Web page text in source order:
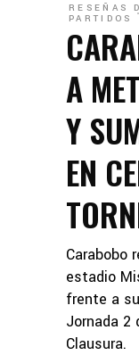
RESEÑAS
PARTIDOS
A
Y
EN
Carabobo
estadio
frente a
Jornada 2
Clausura.